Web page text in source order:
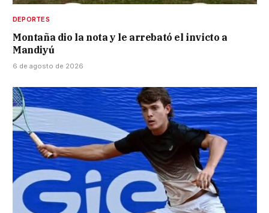
DEPORTES
Montaña dio la nota y le arrebató el invicto a
Mandiyú
6 de agosto de 2026